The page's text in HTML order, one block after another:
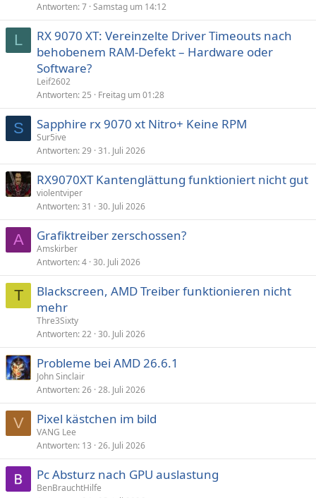
Antworten 7 Samstag um 14:12
L
RX 9070 XT: Vereinzelte Driver Timeouts nach
behobenem RAM-Defekt – Hardware oder
Software?
Leif2602
Antworten 25 Freitag um 01:28
S Sapphire rx 9070 xt Nitro+ Keine RPM
Sur5ive
Antworten 29 31. Juli 2026
RX9070XT Kantenglättung funktioniert nicht gut
violentviper
Antworten 31 30. Juli 2026
A Grafiktreiber zerschossen?
Amskirber
Antworten 4 30. Juli 2026
T
Blackscreen, AMD Treiber funktionieren nicht
mehr
Thre3Sixty
Antworten 22 30. Juli 2026
Probleme bei AMD 26.6.1
John Sinclair
Antworten 26 28. Juli 2026
V Pixel kästchen im bild
VANG Lee
Antworten 13 26. Juli 2026
Pc Absturz nach GPU auslastung
BenBrauchtHilfe